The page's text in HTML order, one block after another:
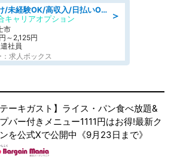
＞
組立・組付け/未経験OK/高収入/日払いOK/交替制/20・30・40代活躍中
キャリアオプション
市
～2,125円
社員
求人ボックス
テーキガスト】ライス・パン食べ放題&
バー付きメニュー1111円はお得!最新ク
を公式Xで公開中《9月23日まで》